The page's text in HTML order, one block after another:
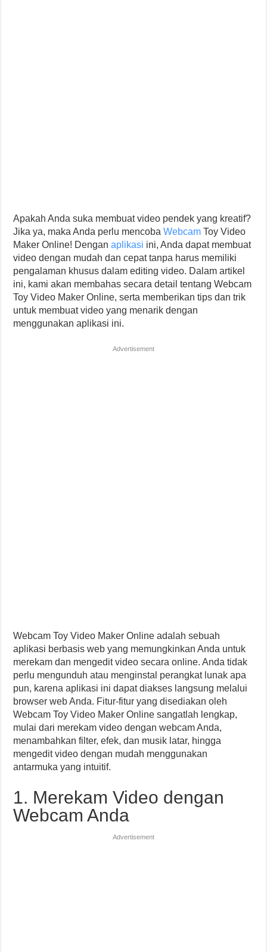
Apakah Anda suka membuat video pendek yang kreatif?
Jika ya, maka Anda perlu mencobaWebcam Toy Video
Maker Online! Denganaplikasi ini, Anda dapat membuat
video dengan mudah dan cepat tanpa harus memiliki
pengalaman khusus dalam editing video. Dalam artikel
ini, kami akan membahas secara detail tentang Webcam
Toy Video Maker Online, serta memberikan tips dan trik
untuk membuat video yang menarik dengan
menggunakan aplikasi ini.
Advertisement
Webcam Toy Video Maker Online adalah sebuah
aplikasi berbasis web yang memungkinkan Anda untuk
merekam dan mengedit video secara online. Anda tidak
perlu mengunduh atau menginstal perangkat lunak apa
pun, karena aplikasi ini dapat diakses langsung melalui
browser web Anda. Fitur-fitur yang disediakan oleh
Webcam Toy Video Maker Online sangatlah lengkap,
mulai dari merekam video dengan webcam Anda,
menambahkan filter, efek, dan musik latar, hingga
mengedit video dengan mudah menggunakan
antarmuka yang intuitif.
1. Merekam Video dengan
Webcam Anda
Advertisement